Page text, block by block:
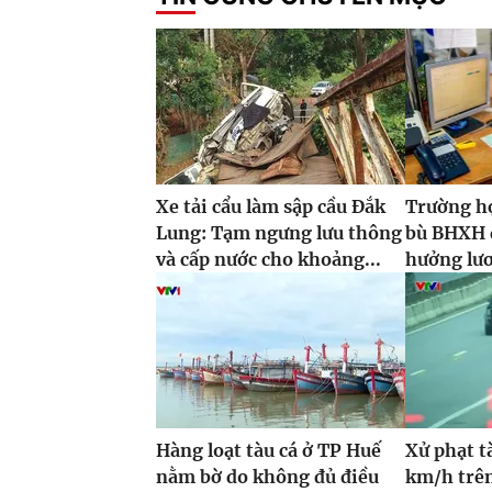
Xe tải cẩu làm sập cầu Đắk
Lung: Tạm ngưng lưu thông
và cấp nước cho khoảng...
Trường
bù
hưởng
Hàng loạt tàu cá ở TP Huế
nằm bờ do không đủ điều
Xử phạt
km/h